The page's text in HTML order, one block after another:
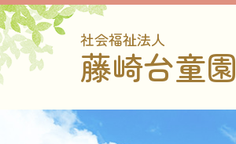
社会福祉法人
藤崎台童園